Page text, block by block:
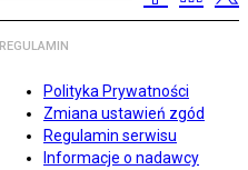
REGULAMIN
Polityka Prywatności
Zmiana ustawień zgód
Regulamin serwisu
Informacje o nadawcy